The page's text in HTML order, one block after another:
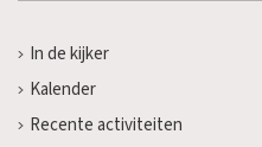
In de kijker
Kalender
Recente activiteiten